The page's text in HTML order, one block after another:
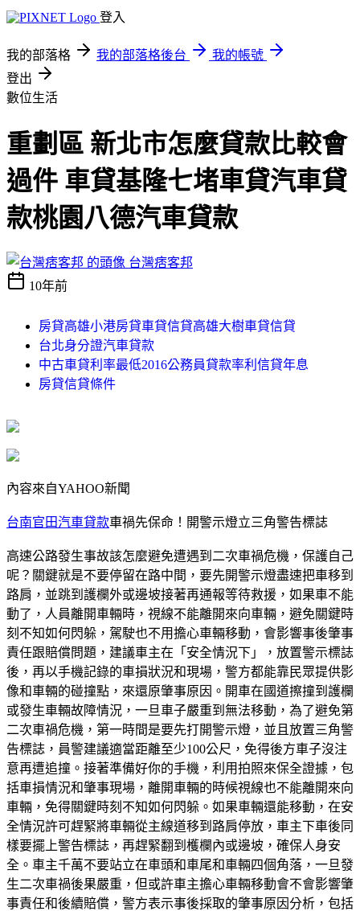
登入
我的部落格 我的部落格後台
我的帳號
登出
數位生活
重劃區 新北市怎麼貸款比較會
過件 車貸基隆七堵車貸汽車貸
款桃園八德汽車貸款
台灣痞客邦
10年前
房貸高雄小港房貸車貸信貸高雄大樹車貸信貸
台北身分證汽車貸款
中古車貸利率最低2016公務員貸款率利信貸年息
房貸信貸條件
內容來自YAHOO新聞
台南官田汽車貸款車禍先保命！開警示燈立三角警告標誌
高速公路發生事故該怎麼避免遭遇到二次車禍危機，保護自己
呢？關鍵就是不要停留在路中間，要先開警示燈盡速把車移到
路肩，並跳到護欄外或邊坡接著再通報等待救援，如果車不能
動了，人員離開車輛時，視線不能離開來向車輛，避免關鍵時
刻不知如何閃躲，駕駛也不用擔心車輛移動，會影響事後肇事
責任跟賠償問題，建議車主在「安全情況下」，放置警示標誌
後，再以手機記錄的車損狀況和現場，警方都能靠民眾提供影
像和車輛的碰撞點，來還原肇事原因。開車在國道擦撞到護欄
或發生車輛故障情況，一旦車子嚴重到無法移動，為了避免第
二次車禍危機，第一時間是要先打開警示燈，並且放置三角警
告標誌，員警建議適當距離至少100公尺，免得後方車子沒注
意再遭追撞。接著準備好你的手機，利用拍照來保全證據，包
括車損情況和肇事現場，離開車輛的時候視線也不能離開來向
車輛，免得關鍵時刻不知如何閃躲。如果車輛還能移動，在安
全情況許可趕緊將車輛從主線道移到路肩停放，車主下車後同
樣要擺上警告標誌，再趕緊翻到檴欄內或邊坡，確保人身安
全。車主千萬不要站立在車頭和車尾和車輛四個角落，一旦發
生二次車禍後果嚴重，但或許車主擔心車輛移動會不會影響肇
事責任和後續賠償，警方表示事後採取的肇事原因分析，包括